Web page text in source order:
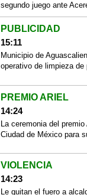
segundo juego ante
PUBLICIDAD
15:11
Municipio de
operativo de limpieza de
PREMIO ARIEL
14:24
La ceremonia del
Ciudad de México para
VIOLENCIA
14:23
Le quitan el fuero a